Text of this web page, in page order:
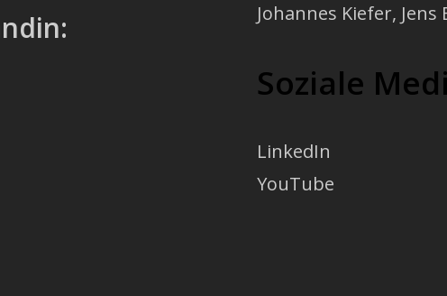
Johannes Kiefer, Jens
Soziale
LinkedIn
YouTube